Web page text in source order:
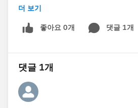
https://kaho-enterprise.co.jp/tips/
ことはできますが、何をしている
■https://kaho-enterprise.co.jp/
＜手順1＞作成できました
＜手順2＞グラフが一本なので不要
더 보기
좋아요 0개 댓글 1개
댓글 1개